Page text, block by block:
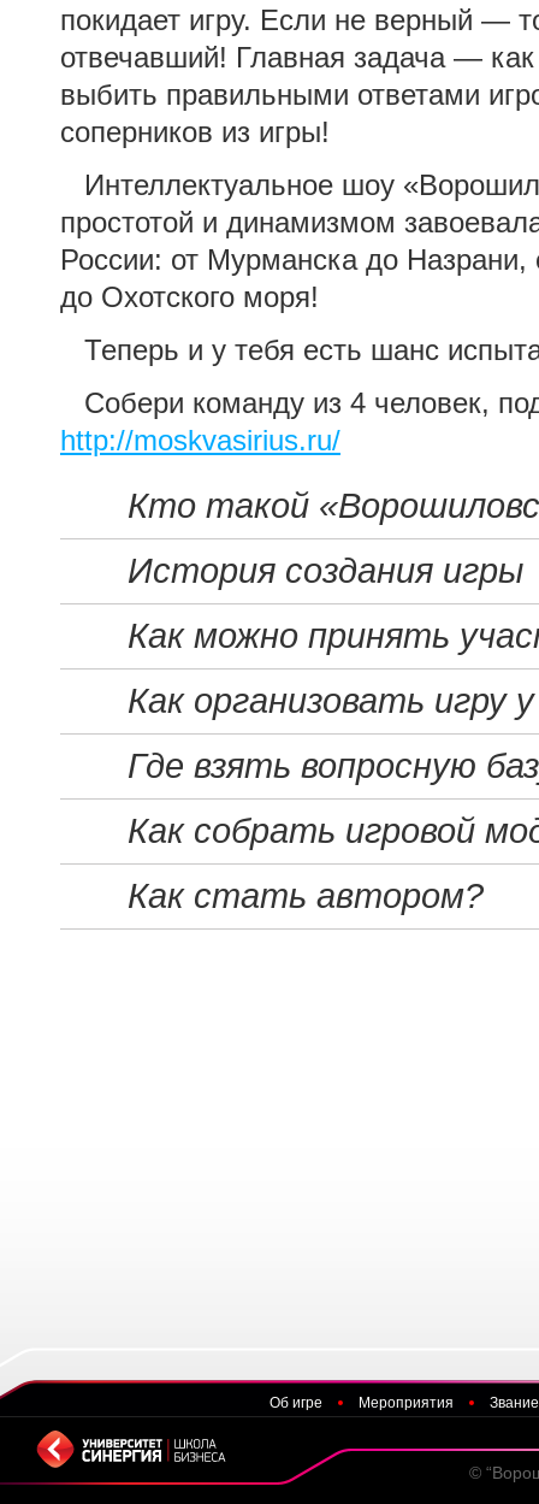
покидает игру. Если не верный —
отвечавший! Главная задача —
выбить правильными ответами
соперников из игры!
Интеллектуальное шоу
простотой и динамизмом
России: от Мурманска до Назрани,
до Охотского моря!
Теперь и у тебя есть шанс
Собери команду из 4 человек,
http://moskvasirius.ru/
Кто такой
История создания игры
Как можно принять
Как организовать игру
Где взять вопросную
Как собрать игровой
Как стать автором?
Об игре Мероприятия
©